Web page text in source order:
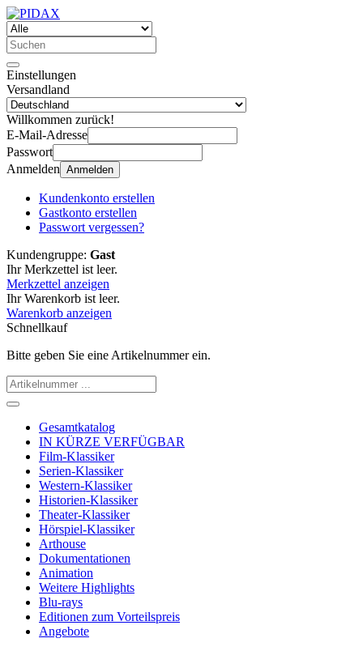
Einstellungen
Versandland
Willkommen zurück!
E-Mail-Adresse
Passwort
Anmelden Anmelden
Kundenkonto erstellen
Gastkonto erstellen
Passwort vergessen?
Kundengruppe: Gast
Ihr Merkzettel ist leer.
Merkzettel anzeigen
Ihr Warenkorb ist leer.
Warenkorb anzeigen
Schnellkauf
Bitte geben Sie eine Artikelnummer ein.
Gesamtkatalog
IN KÜRZE VERFÜGBAR
Film-Klassiker
Serien-Klassiker
Western-Klassiker
Historien-Klassiker
Theater-Klassiker
Hörspiel-Klassiker
Arthouse
Dokumentationen
Animation
Weitere Highlights
Blu-rays
Editionen zum Vorteilspreis
Angebote